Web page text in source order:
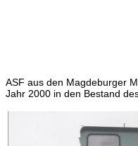
ASF aus den Magdeburger
Jahr 2000 in den Bestand